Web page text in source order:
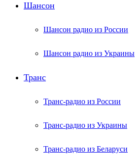
Шансон
Шансон радио из России
Шансон радио из Украины
Транс
Транс-радио из России
Транс-радио из Украины
Транс-радио из Беларуси